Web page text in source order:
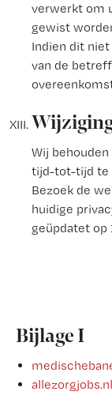
verwerkt om
gewist
Indien dit
van de
Wij
tijd-tot-tijd te
Bezoek de
huidige
geüpdatet op
Bijlage I
allezorgjobs.nl